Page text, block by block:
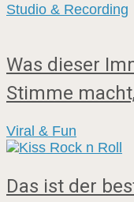
Studio & Recording
Was dieser
Stimme
Viral & Fun
Das ist der